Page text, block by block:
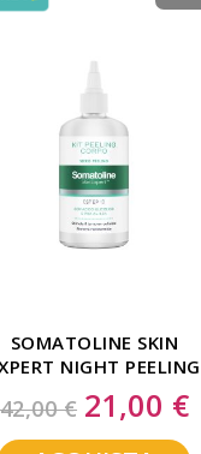
SOMATOLINE SKIN
NIGHT PEELING
2 IN 1 50 ML
42,00 € Special
Price
21,00 €